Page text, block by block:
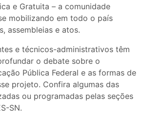
e Gratuita – a comunidade
mobilizando em todo o país
assembleias e atos.
e técnicos-administrativos têm
o debate sobre o
Pública Federal e as formas de
projeto. Confira algumas das
ou programadas pelas seções
SN.